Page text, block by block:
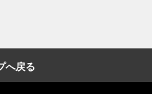
へ戻る